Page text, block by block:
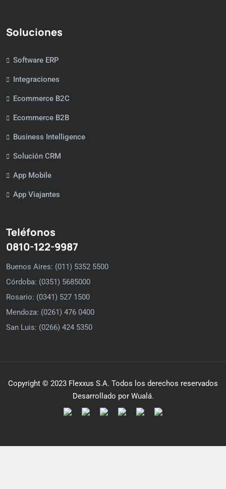
Soluciones
Software ERP
Integraciones
Ecommerce B2C
Ecommerce B2B
Business Intelligence
Solución CRM
App Mobile
App Viajantes
Teléfonos
0810-122-9987
Buenos Aires: (011) 5352 5500
Córdoba: (0351) 5685000
Rosario: (0341) 527 1500
Mendoza: (0261) 476 0400
San Luis: (0266) 424 5350
Copyright © 2023 Flexxus S.A. Todos los derechos reservados
Desarrollado por Wualá.